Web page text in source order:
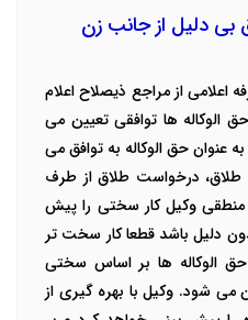
بی دلیل از جانب زن
اعلامی از مراجع ذیصلاح اعلام
الوکاله ها توافقی تعیین می
عنوان حق الوکاله به توافق می
درخواست طلاق از طرف
منطقی وکیل کار سختی را پیش
دلیل باشد قطعا کار سخت تر
حق الوکاله ها بر اساس سختی
شود. وکیل با بهره گیری از